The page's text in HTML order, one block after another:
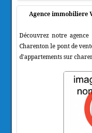
Agence immobiliere
Découvrez notre
Charenton le pont de
d'appartements sur